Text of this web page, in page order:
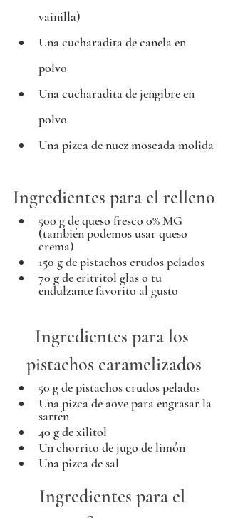
vainilla)
Una cucharadita de canela en
polvo
Una cucharadita de jengibre en
polvo
Una pizca de nuez moscada molida
Ingredientes para el relleno
500 g de queso fresco 0% MG
(también podemos usar queso
crema)
150 g de pistachos crudos pelados
70 g de eritritol glas o tu
endulzante favorito al gusto
Ingredientes para los
pistachos caramelizados
50 g de pistachos crudos pelados
Una pizca de aove para engrasar la
sartén
40 g de xilitol
Un chorrito de jugo de limón
Una pizca de sal
Ingredientes para el